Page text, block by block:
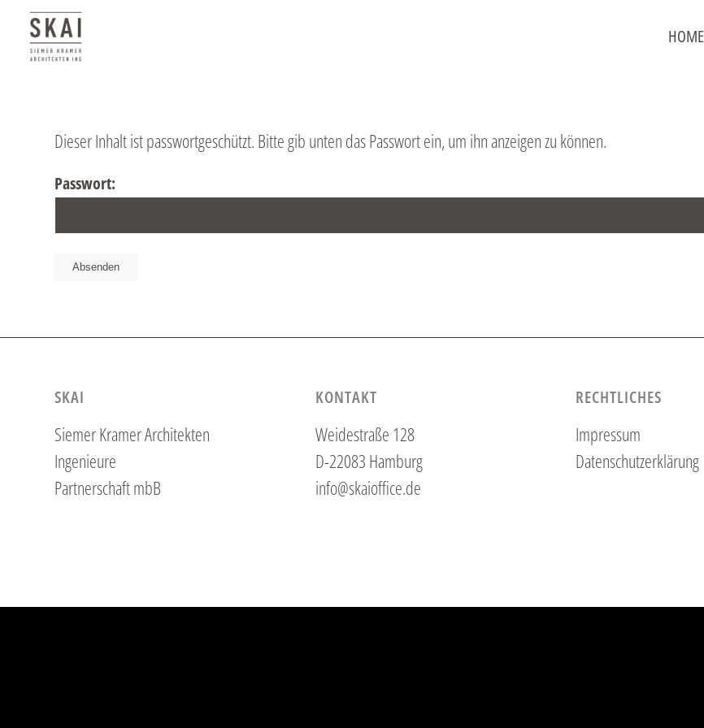
HOME
Dieser Inhalt ist passwortgeschützt. Bitte gib unten das Passwort ein, um ihn anzeigen zu können.
Passwort:
SKAI
Siemer Kramer Architekten
Ingenieure
Partnerschaft mbB
KONTAKT
Weidestraße 128
D-22083 Hamburg
info@skaioffice.de
RECHTLICHES
Impressum
Datenschutzerklärung